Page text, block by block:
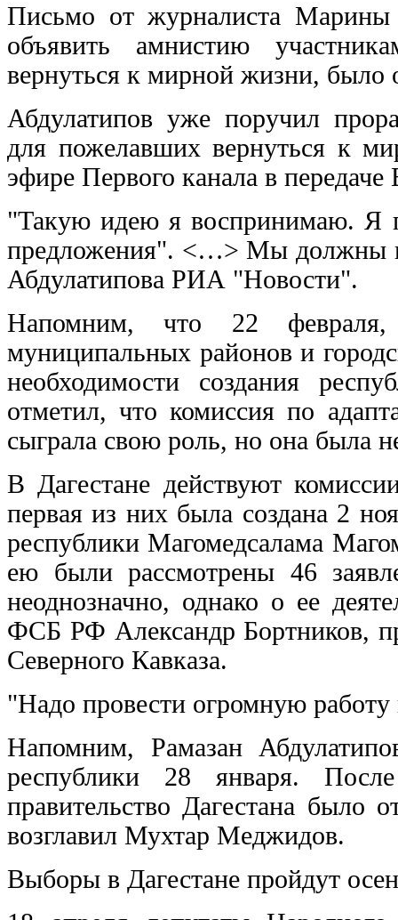
Письмо от журналиста Марины
объявить амнистию
вернуться к мирной жизни,
Абдулатипов уже поручил
для пожелавших вернуться к
эфире Первого канала в
"Такую идею я воспринимаю. Я
предложения". <…> Мы должны
Абдулатипова РИА "Новости".
Напомним, что 22 февраля,
муниципальных районов и
необходимости создания
отметил, что комиссия по
сыграла свою роль, но она была
В Дагестане действуют
первая из них была создана 2
республики Магомедсалама
ею были рассмотрены 46
неоднозначно, однако о ее
ФСБ РФ Александр Бортников,
Северного Кавказа.
"Надо провести огромную
Напомним, Рамазан
республики 28 января. После
правительство Дагестана было
возглавил Мухтар Меджидов.
Выборы в Дагестане пройдут